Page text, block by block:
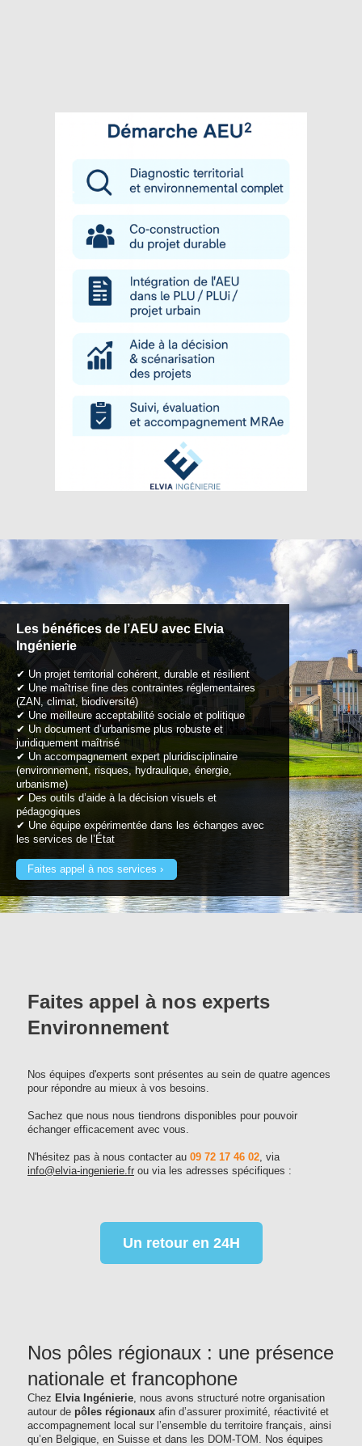
Les bénéfices de l’AEU avec Elvia
Ingénierie
✔ Un projet territorial cohérent, durable et résilient
✔ Une maîtrise fine des contraintes réglementaires
(ZAN, climat, biodiversité)
✔ Une meilleure acceptabilité sociale et politique
✔ Un document d’urbanisme plus robuste et
juridiquement maîtrisé
✔ Un accompagnement expert pluridisciplinaire
(environnement, risques, hydraulique, énergie,
urbanisme)
✔ Des outils d’aide à la décision visuels et
pédagogiques
✔ Une équipe expérimentée dans les échanges avec
les services de l’État
Faites appel à nos services
Faites appel à nos experts
Environnement
Nos équipes d'experts sont présentes au sein de quatre agences
pour répondre au mieux à vos besoins.
Sachez que nous nous tiendrons disponibles pour pouvoir
échanger efficacement avec vous.
N'hésitez pas à nous contacter au 09 72 17 46 02 , via
info@elvia-ingenierie.fr ou via les adresses spécifiques :
Un retour en 24H
Nos pôles régionaux : une présence
nationale et francophone
Chez Elvia Ingénierie , nous avons structuré notre organisation
autour de pôles régionaux afin d’assurer proximité, réactivité et
accompagnement local sur l’ensemble du territoire français, ainsi
qu’en Belgique, en Suisse et dans les DOM-TOM. Nos équipes